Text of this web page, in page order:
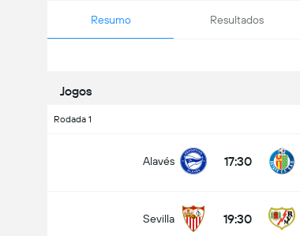
Resumo Resultados
Jogos
Rodada 1
Alavés 17:30
Sevilla 19:30